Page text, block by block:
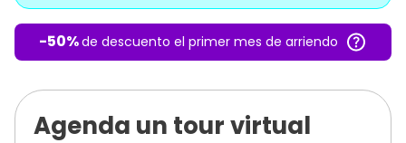
-50%de descuento el primer mes de arriendo
Agenda un tour virtual